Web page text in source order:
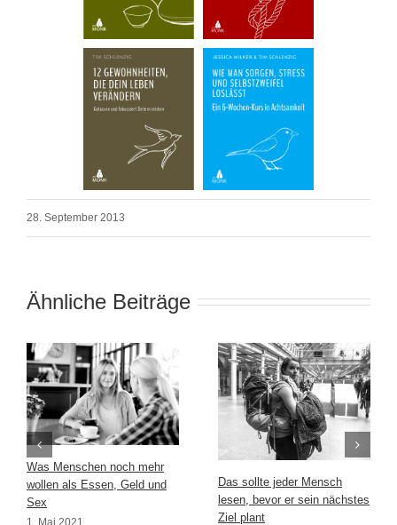
28. September 2013
Ähnliche Beiträge
Was Menschen noch mehr
wollen als Essen, Geld und
Sex
1. Mai 2021
Das sollte jeder Mensch
lesen, bevor er sein nächstes
Ziel plant